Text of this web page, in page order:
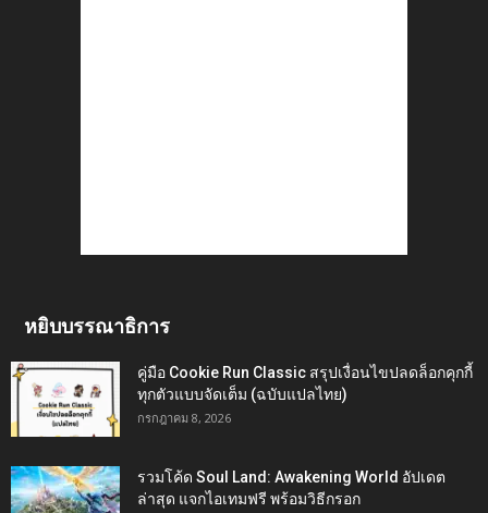
หยิบบรรณาธิการ
คู่มือ Cookie Run Classic สรุปเงื่อนไขปลดล็อกคุกกี้
ทุกตัวแบบจัดเต็ม (ฉบับแปลไทย)
กรกฎาคม 8, 2026
รวมโค้ด Soul Land: Awakening World อัปเดต
ล่าสุด แจกไอเทมฟรี พร้อมวิธีกรอก